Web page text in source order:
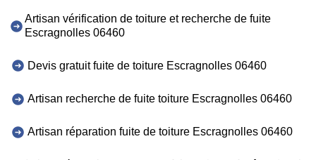
Artisan vérification de toiture et recherche de fuite
Escragnolles 06460
Devis gratuit fuite de toiture Escragnolles 06460
Artisan recherche de fuite toiture Escragnolles 06460
Artisan réparation fuite de toiture Escragnolles 06460